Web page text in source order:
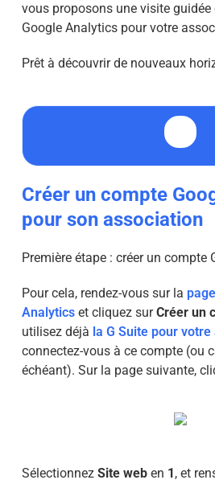
vous proposons une visite guidée
Google Analytics pour votre
Prêt à découvrir de nouveaux
Créer un compte
pour son association
Première étape : créer un compte
Pour cela, rendez-vous sur la
Analyticset cliquez surCréer un
utilisez déjà la G Suite pour
connectez-vous à ce compte(ou
échéant). Sur la page suivante,
Sélectionnez Site weben 1, et